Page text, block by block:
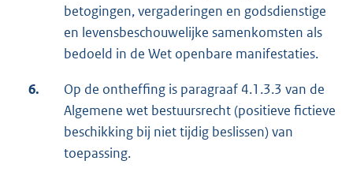
betogingen, vergaderingen en godsdienstige
en levensbeschouwelijke samenkomsten als
bedoeld in de Wet openbare manifestaties.
6.
Op de ontheffing is paragraaf 4.1.3.3 van de
Algemene wet bestuursrecht (positieve fictieve
beschikking bij niet tijdig beslissen) van
toepassing.